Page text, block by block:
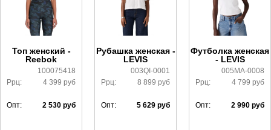
Топ женский -
Reebok
100075418
Ррц:
4 399 руб
Опт: 2 530 руб
Рубашка женская -
LEVIS
003QI-0001
Ррц:
8 899 руб
Опт: 5 629 руб
Футболка женская
- LEVIS
005MA-0008
Ррц:
4 799 руб
Опт: 2 990 руб